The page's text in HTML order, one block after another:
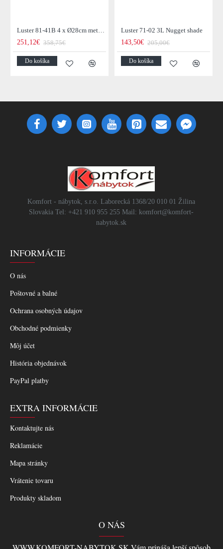
Luster 81-41B 4 x Ø28cm metal cone
251,12€ 358,75€
Do košíka
Luster 71-02 3L Nugget shade
143,50€ 205,00€
Do košíka
Komfort - nábytok, s.r.o. Laborecká 1368/20 010 01 Žilina
Slovakia Tel: +421 910 955 255 Mail: komfort@komfort-
nabytok.sk
INFORMÁCIE
O nás
Poštovné a balné
Ochrana osobných údajov
Obchodné podmienky
Môj účet
História objednávok
PayPal platby
EXTRA INFORMÁCIE
Kontaktujte nás
Reklamácie
Mapa stránky
Vrátenie tovaru
Produkty skladom
O NÁS